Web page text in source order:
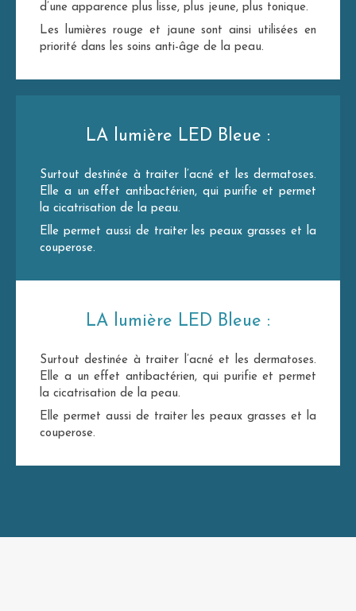
d’une apparence plus lisse, plus jeune, plus tonique.
Les lumières rouge et jaune sont ainsi utilisées en
priorité dans les soins anti-âge de la peau.
LA lumière LED Bleue :
Surtout destinée à traiter l’acné et les dermatoses.
Elle a un effet antibactérien, qui purifie et permet
la cicatrisation de la peau.
Elle permet aussi de traiter les peaux grasses et la
couperose.
LA lumière LED Bleue :
Surtout destinée à traiter l’acné et les dermatoses.
Elle a un effet antibactérien, qui purifie et permet
la cicatrisation de la peau.
Elle permet aussi de traiter les peaux grasses et la
couperose.